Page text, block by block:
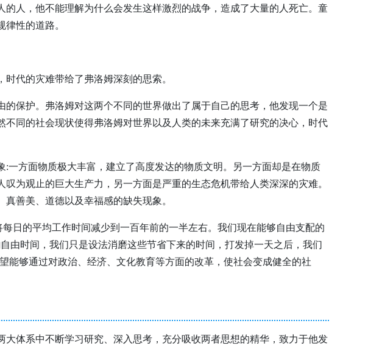
人，他不能理解为什么会发生这样激烈的战争，造成了大量的人死亡。童
性的道路。
代的灾难带给了弗洛姆深刻的思索。
保护。弗洛姆对这两个不同的世界做出了属于自己的思考，他发现一个是
同的社会现状使得弗洛姆对世界以及人类的未来充满了研究的决心，时代
方面物质极大丰富，建立了高度发达的物质文明。另一方面却是在物质
为观止的巨大生产力，另一方面是严重的生态危机带给人类深深的灾难。
善美、道德以及幸福感的缺失现象。
日的平均工作时间减少到一百年前的一半左右。我们现在能够自由支配的
由时间，我们只是设法消磨这些节省下来的时间，打发掉一天之后，我们
能够通过对政治、经济、文化教育等方面的改革，使社会变成健全的社
体系中不断学习研究、深入思考，充分吸收两者思想的精华，致力于他发